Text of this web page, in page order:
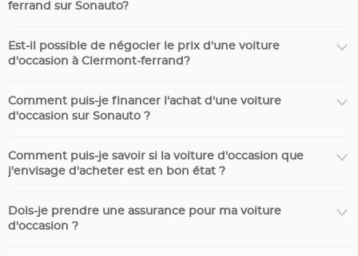
ferrand sur Sonauto?
Est-il possible de négocier le prix d'une voiture
d'occasion à Clermont-ferrand?
Comment puis-je financer l'achat d'une voiture
d'occasion sur Sonauto ?
Comment puis-je savoir si la voiture d'occasion que
j'envisage d'acheter est en bon état ?
Dois-je prendre une assurance pour ma voiture
d'occasion ?